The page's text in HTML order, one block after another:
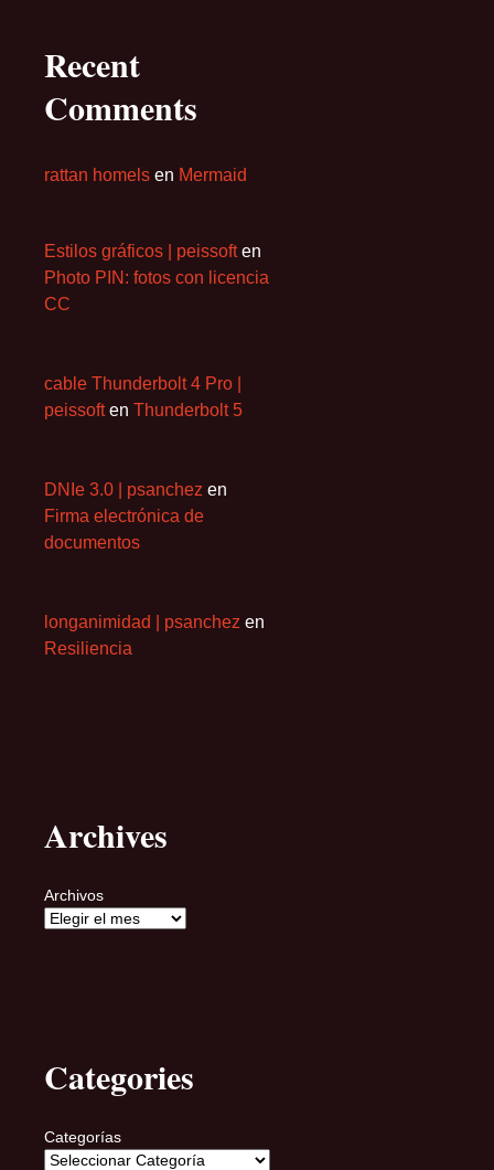
Recent
Comments
rattan homels en Mermaid
Estilos gráficos | peissoften
Photo PIN: fotos con licencia
CC
cable Thunderbolt 4 Pro |
peissoften Thunderbolt 5
DNIe 3.0 | psanchez en
Firma electrónica de
documentos
longanimidad | psanchez en
Resiliencia
Archives
Archivos
Categories
Categorías